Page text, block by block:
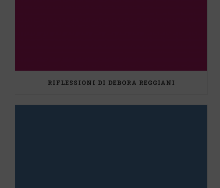
RIFLESSIONI DI DEBORA REGGIANI